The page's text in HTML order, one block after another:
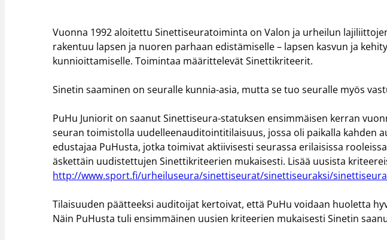
Vuonna 1992 aloitettu Sinettiseuratoiminta on Valon ja urheilun
rakentuu lapsen ja nuoren parhaan edistämiselle – lapsen kasvun ja
kunnioittamiselle. Toimintaa määrittelevät Sinettikriteerit.
Sinetin saaminen on seuralle kunnia-asia, mutta se tuo seuralle myös
PuHu Juniorit on saanut Sinettiseura-statuksen ensimmäisen kerran
seuran toimistolla uudelleenauditointitilaisuus, jossa oli paikalla kahden
edustajaa PuHusta, jotka toimivat aktiivisesti seurassa erilaisissa
äskettäin uudistettujen Sinettikriteerien mukaisesti. Lisää uusista
http://www.sport.fi/urheiluseura/sinettiseurat/sinettiseuraksi/
Tilaisuuden päätteeksi auditoijat kertoivat, että PuHu voidaan huoletta
Näin PuHusta tuli ensimmäinen uusien kriteerien mukaisesti Sinetin